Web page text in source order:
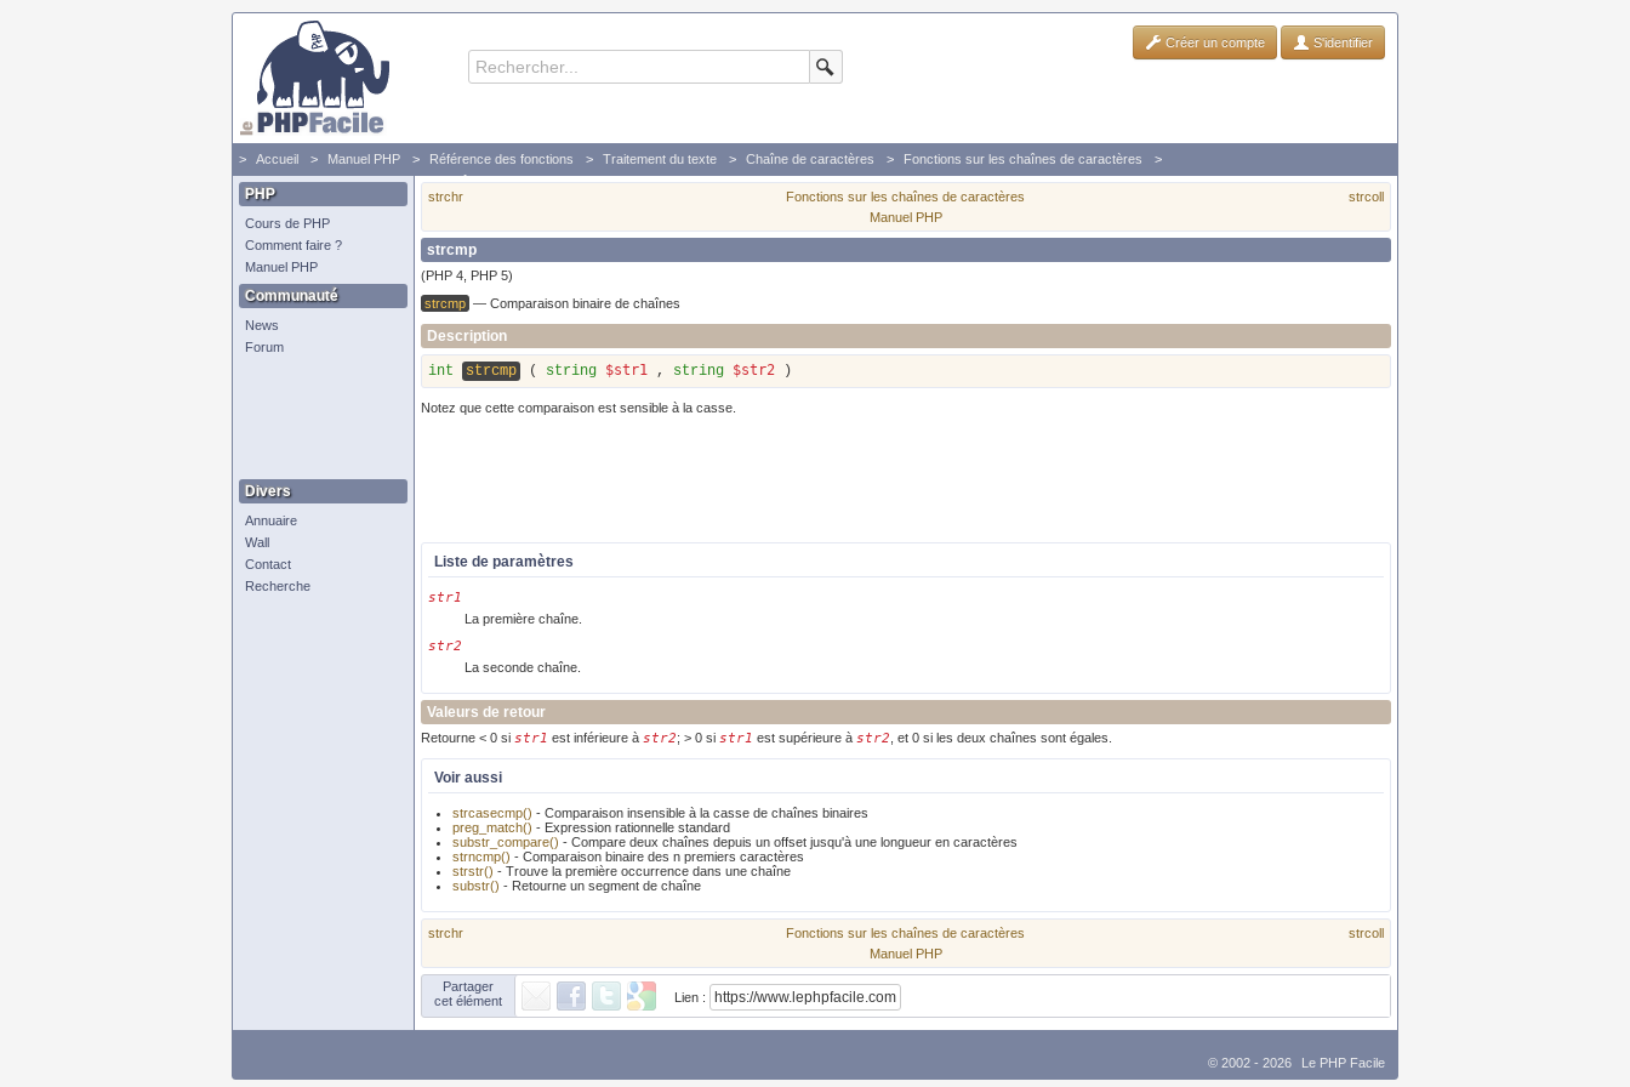
Créer un compte S'identifier
Accueil Manuel PHP Référence des fonctions Traitement du texte Chaîne de caractères
Fonctions sur les chaînes de caractères
strcmp - Comparaison binaire de chaînes
PHP
Cours de PHP
Comment faire ?
Manuel PHP
Communauté
News
Forum
Divers
Annuaire
Wall
Contact
Recherche
strchr Fonctions sur les chaînes de caractères
strcoll
Manuel PHP
strcmp
(PHP 4, PHP 5)
strcmp — Comparaison binaire de chaînes
Description
int strcmp ( string $str1 , string $str2 )
Notez que cette comparaison est sensible à la casse.
Liste de paramètres
str1
La première chaîne.
str2
La seconde chaîne.
Valeurs de retour
Retourne < 0 si str1 est inférieure à str2; > 0 si str1 est supérieure à str2 , et 0 si les deux chaînes sont égales.
Voir aussi
strcasecmp() - Comparaison insensible à la casse de chaînes binaires
preg_match() - Expression rationnelle standard
substr_compare() - Compare deux chaînes depuis un offset jusqu'à une longueur en caractères
strncmp() - Comparaison binaire des n premiers caractères
strstr() - Trouve la première occurrence dans une chaîne
substr() - Retourne un segment de chaîne
strchr Fonctions sur les chaînes de caractères
strcoll
Manuel PHP
Partager
cet élément
Lien :
© 2002 - 2026 Le PHP Facile